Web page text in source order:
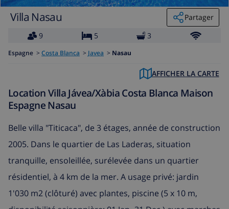
Villa Nasau
Partager
9
5 3
Espagne > Costa Blanca > Javea > Nasau
AFFICHER LA CARTE
Location Villa Jávea/Xàbia Costa Blanca Maison
Espagne Nasau
Belle villa "Titicaca", de 3 étages, année de construction
2005. Dans le quartier de Las Laderas, situation
tranquille, ensoleillée, surélevée dans un quartier
résidentiel, à 4 km de la mer. A usage privé: jardin
1'030 m2 (clôturé) avec plantes, piscine (5 x 10 m,